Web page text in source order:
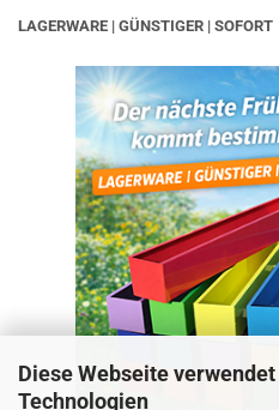
Diese Webseite
Technologien
LAGERWARE | GÜNSTIGER | SOFORT